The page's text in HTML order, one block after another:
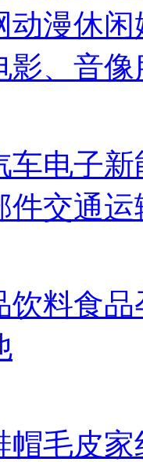
动漫休闲
影、音像
车电子新
件交通
饮料食品
帽毛皮家